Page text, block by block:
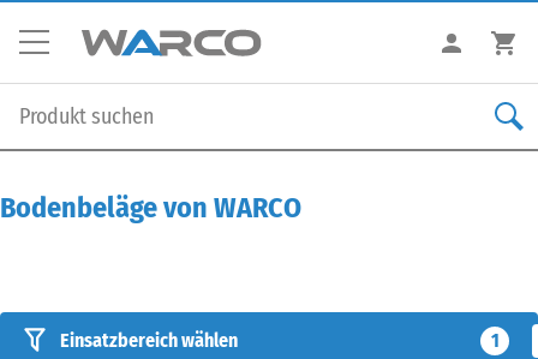
Bodenbeläge von WARCO
Einsatzbereich wählen 1